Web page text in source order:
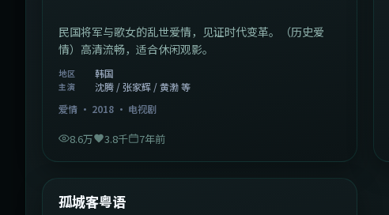
民国将军与歌女的乱世爱情，见证时代变革。（历史爱
情）高清流畅，适合休闲观影。
地区 韩国
主演
沈腾 / 张家辉 / 黄渤 等
爱情 · 2018 · 电视剧
8.6万 3.8千 7年前
热门
中国大陆
孤城客粤语